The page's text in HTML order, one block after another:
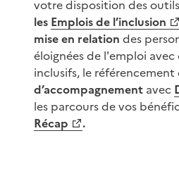
votre disposition des
les
(Ouvre une nouvelle
Emplois de l’inclusion
mise en relation des
éloignées de l'emploi
inclusifs, le référencement
d’accompagnement avec
(Ouvre une nouvelle
les parcours de vos
(Ouvre une nouvelle fenêtre)
Récap
.